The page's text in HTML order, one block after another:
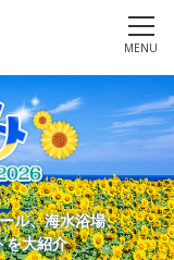
MENU
ル、海水浴場、
を大紹介